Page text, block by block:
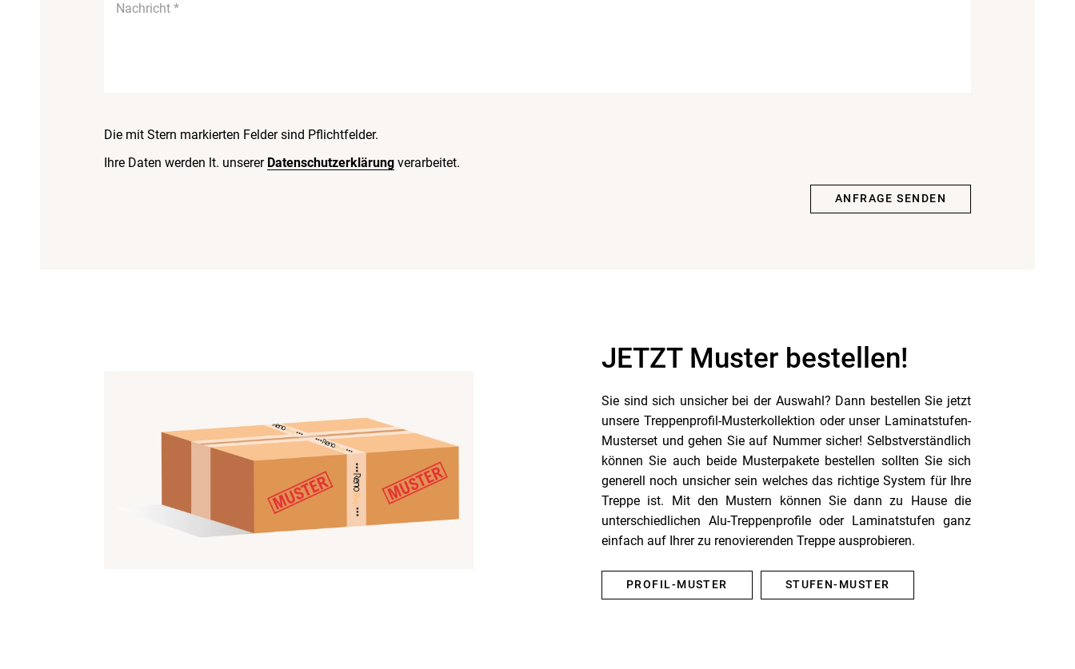
Die mit Stern markierten Felder sind Pflichtfelder.
Ihre Daten werden lt. unserer Datenschutzerklärung verarbeitet.
JETZT Muster bestellen!
Sie sind sich unsicher bei der Auswahl? Dann bestellen Sie jetzt
unsere Treppenprofil-Musterkollektion oder unser Laminatstufen-
Musterset und gehen Sie auf Nummer sicher! Selbstverständlich
können Sie auch beide Musterpakete bestellen sollten Sie sich
generell noch unsicher sein welches das richtige System für Ihre
Treppe ist. Mit den Mustern können Sie dann zu Hause die
unterschiedlichen Alu-Treppenprofile oder Laminatstufen ganz
einfach auf Ihrer zu renovierenden Treppe ausprobieren.
PROFIL-MUSTER STUFEN-MUSTER